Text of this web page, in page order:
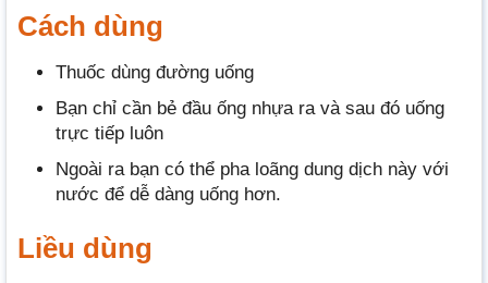
Cách dùng
Thuốc dùng đường uống
Bạn chỉ cần bẻ đầu ống nhựa ra và sau đó uống
trực tiếp luôn
Ngoài ra bạn có thể pha loãng dung dịch này với
nước để dễ dàng uống hơn.
Liều dùng